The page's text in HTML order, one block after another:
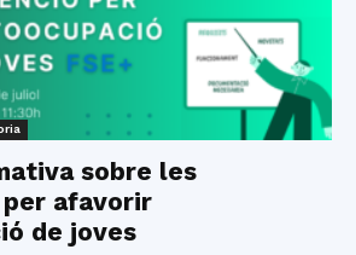
sobre les
afavorir
de joves